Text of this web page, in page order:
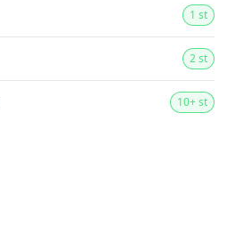
1 st
2 st
10+ st